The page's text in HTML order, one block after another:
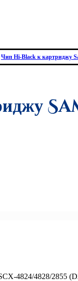
Чип Hi-Black к картриджу
4824/4828/2855